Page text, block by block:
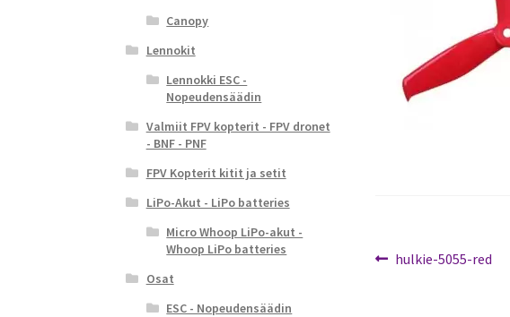
Artikkelien
Edellinen
hulkie-5055-red
Canopy
Lennokit
Lennokki ESC -
Nopeudensäädin
Valmiit FPV kopterit - FPV dronet
- BNF - PNF
FPV Kopterit kitit ja setit
LiPo-Akut - LiPo batteries
Micro Whoop LiPo-akut -
Whoop LiPo batteries
Osat
ESC - Nopeudensäädin